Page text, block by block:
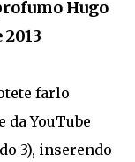
Hugo
farlo
YouTube
3), inserendo